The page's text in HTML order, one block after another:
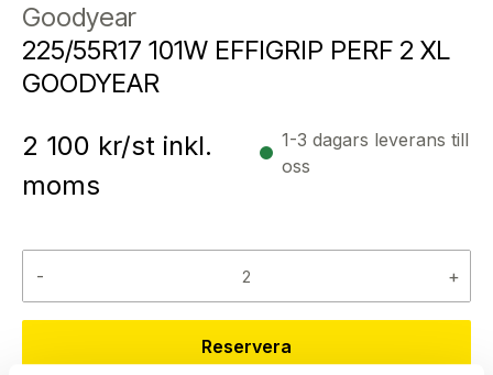
Goodyear
225/55R17 101W EFFIGRIP PERF 2 XL
GOODYEAR
2 100 kr/st inkl.
moms
1-3 dagars leverans till
oss
- +
Reservera